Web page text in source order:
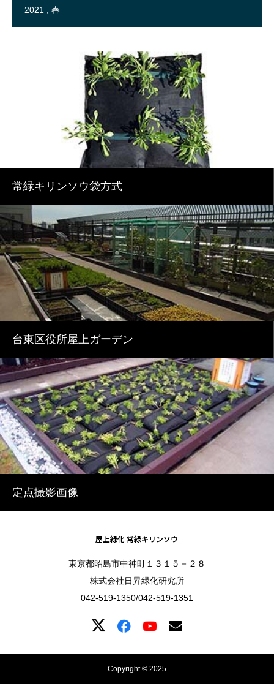
2021 春
常緑キリンソウ袋方式
台東区役所屋上ガーデン
定点撮影画像
屋上緑化 常緑キリンソウ
東京都昭島市中神町１３１５－２８
株式会社日昇緑化研究所
042-519-1350/042-519-1351
Copyright © 2025